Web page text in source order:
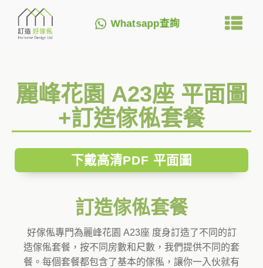
Whatsapp查詢
麗峰花園 A23座 平面圖
+訂造傢俬套餐
下戴高清PDF 平面圖
訂造傢俬套餐
好傢俬專門為麗峰花園 A23座 度身訂造了不同的訂
造傢俬套餐，按不同房數和尺數，我們提供不同的套
餐。每個套餐都包含了基本的傢俬，讓你一入伙就有